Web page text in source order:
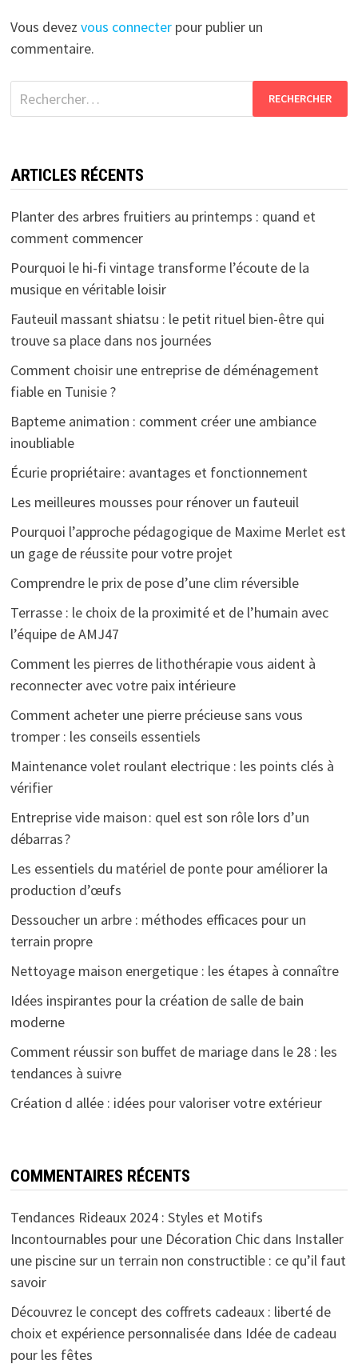
Vous devez vous connecterpour publier un
commentaire.
Rechercher :
ARTICLES RÉCENTS
Planter des arbres fruitiers au printemps : quand et
comment commencer
Pourquoi le hi-fi vintage transforme l’écoute de la
musique en véritable loisir
Fauteuil massant shiatsu : le petit rituel bien-être qui
trouve sa place dans nos journées
Comment choisir une entreprise de déménagement
fiable en Tunisie ?
Bapteme animation : comment créer une ambiance
inoubliable
Écurie propriétaire : avantages et fonctionnement
Les meilleures mousses pour rénover un fauteuil
Pourquoi l’approche pédagogique de Maxime Merlet est
un gage de réussite pour votre projet
Comprendre le prix de pose d’une clim réversible
Terrasse : le choix de la proximité et de l’humain avec
l’équipe de AMJ47
Comment les pierres de lithothérapie vous aident à
reconnecter avec votre paix intérieure
Comment acheter une pierre précieuse sans vous
tromper : les conseils essentiels
Maintenance volet roulant electrique : les points clés à
vérifier
Entreprise vide maison : quel est son rôle lors d’un
débarras ?
Les essentiels du matériel de ponte pour améliorer la
production d’œufs
Dessoucher un arbre : méthodes efficaces pour un
terrain propre
Nettoyage maison energetique : les étapes à connaître
Idées inspirantes pour la création de salle de bain
moderne
Comment réussir son buffet de mariage dans le 28 : les
tendances à suivre
Création d allée : idées pour valoriser votre extérieur
COMMENTAIRES RÉCENTS
Tendances Rideaux 2024 : Styles et Motifs
Incontournables pour une Décoration Chicdans Installer
une piscine sur un terrain non constructible : ce qu’il faut
savoir
Découvrez le concept des coffrets cadeaux : liberté de
choix et expérience personnaliséedans Idée de cadeau
pour les fêtes